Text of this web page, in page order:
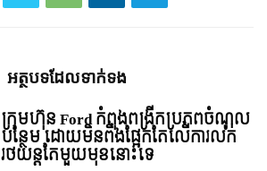
អត្ថបទ​ដែល​ទាក់ទង
ក្រុមហ៊ុន Ford កំពុងពង្រីកប្រភពចំណូល
បន្ថែម ដោយមិនពឹងផ្អែកតែលើការលក់
រថយន្ដតែមួយមុខនោះទេ